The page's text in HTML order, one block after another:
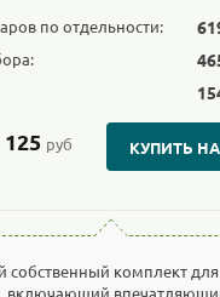
по отдельности:
125 руб КУПИТЬ
собственный комплект
включающий